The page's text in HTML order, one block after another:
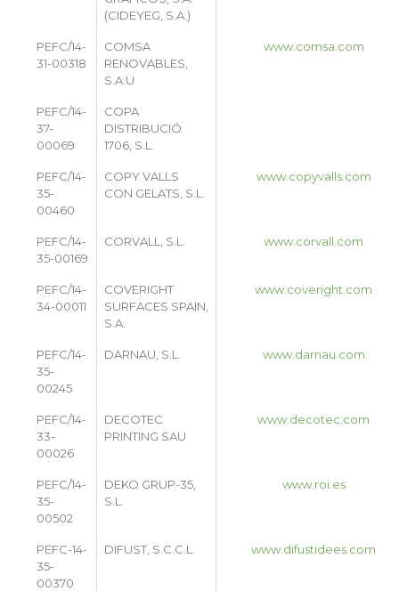
(CIDEYEG, S.A.)
PEFC/14-
31-00318
COMSA
RENOVABLES,
S.A.U
www.comsa.com
PEFC/14-
37-
00069
COPA
DISTRIBUCIÓ
1706, S.L.
PEFC/14-
35-
00460
COPY VALLS
CON GELATS, S.L.
www.copyvalls.com
PEFC/14-
35-00169
CORVALL, S.L. www.corvall.com
PEFC/14-
34-00011
COVERIGHT
SURFACES SPAIN,
S.A.
www.coveright.com
PEFC/14-
35-
00245
DARNAU, S.L. www.darnau.com
PEFC/14-
33-
00026
DECOTEC
PRINTING SAU
www.decotec.com
PEFC/14-
35-
00502
DEKO GRUP-35,
S.L.
www.roi.es
PEFC-14-
35-
00370
DIFUST, S.C.C.L. www.difustidees.com